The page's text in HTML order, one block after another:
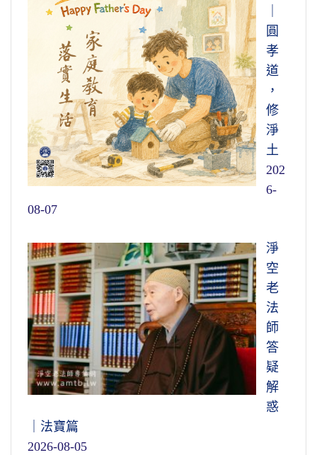
圓
孝
道
，
修
淨
土
202
6-
08-07
淨
空
老
法
師
答
疑
解
惑
｜法寶篇
2026-08-05